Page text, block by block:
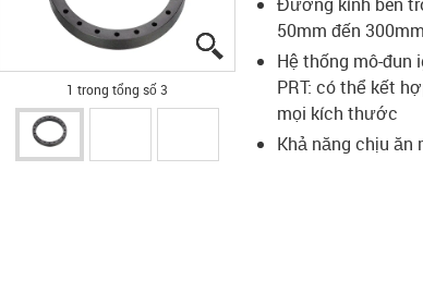
igus-icon-lupe
igus-icon-lupe
igus-icon-lupe
1 trong tổng số 3
50mm đến 300mm
Hệ thống mô-đun
PRT: có thể kết
mọi kích thước
Khả năng chịu ăn